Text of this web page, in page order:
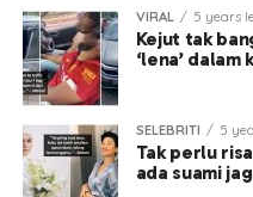
VIRAL 5 years
Kejut tak
‘lena’
SELEBRITI 5
Tak perlu
ada suami